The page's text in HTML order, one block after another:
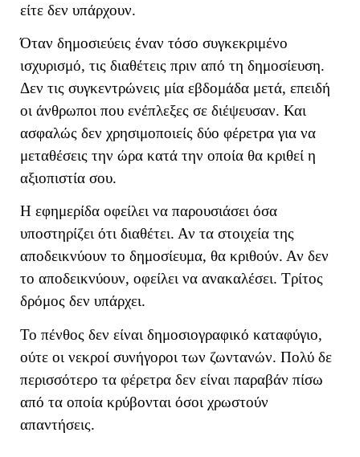
είτε δεν υπάρχουν.
Όταν δημοσιεύεις έναν τόσο συγκεκριμένο
ισχυρισμό, τις διαθέτεις πριν από τη δημοσίευση.
Δεν τις συγκεντρώνεις μία εβδομάδα μετά, επειδή
οι άνθρωποι που ενέπλεξες σε διέψευσαν. Και
ασφαλώς δεν χρησιμοποιείς δύο φέρετρα για να
μεταθέσεις την ώρα κατά την οποία θα κριθεί η
αξιοπιστία σου.
Η εφημερίδα οφείλει να παρουσιάσει όσα
υποστηρίζει ότι διαθέτει. Αν τα στοιχεία της
αποδεικνύουν το δημοσίευμα, θα κριθούν. Αν δεν
το αποδεικνύουν, οφείλει να ανακαλέσει. Τρίτος
δρόμος δεν υπάρχει.
Το πένθος δεν είναι δημοσιογραφικό καταφύγιο,
ούτε οι νεκροί συνήγοροι των ζωντανών. Πολύ δε
περισσότερο τα φέρετρα δεν είναι παραβάν πίσω
από τα οποία κρύβονται όσοι χρωστούν
απαντήσεις.